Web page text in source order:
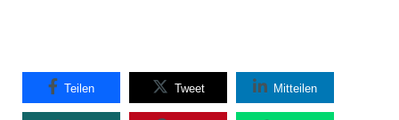
Teilen Tweet Mitteilen